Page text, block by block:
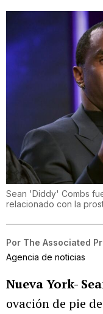
Sean 'Diddy' Combs
relacionado con la
Por The Associated
Agencia de noticias
Nueva York-
ovación de pie